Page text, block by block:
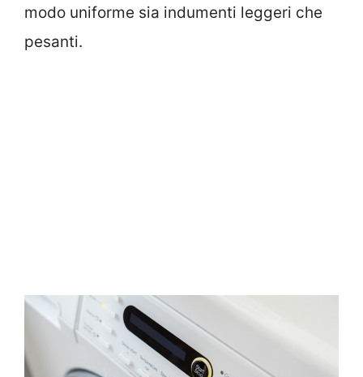
modo uniforme sia indumenti leggeri che
pesanti.